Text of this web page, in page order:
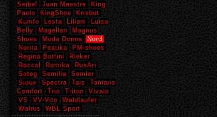
Seibel
Juan Maestre
King
Paolo
KingShoe
Krisbut
Kumfo
Lesta Liliani
Luisa
Belly
Magellan
Magnus
Shoes
Moda Donna
Nord
Norita
Peatika
PM-shoes
Regina Bottini
Rieker
Roccol
Romika
RusAri
Sateg
Semilia
Semler
Sioux
Spectra Tais
Tamaris
Comfort
Trio Triton
Vivalo
VS
VV-Vito
Waldlaufer
Walrus
WBL Sport